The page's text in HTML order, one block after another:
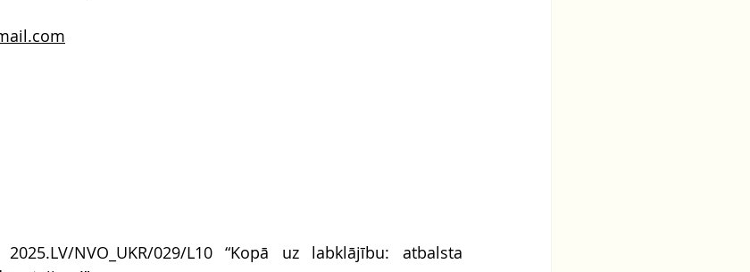
2025.LV/NVO_UKR/029/L10 “Kopā uz labklājību: atbalsta